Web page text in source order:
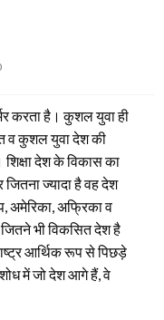
करता है। कुशल युवा ही
व कुशल युवा देश की
देश के विकास का
ज्यादा है वह देश
अमेरिका, अफ्रिका व
भी विकसित देश है
आर्थिक रूप से पिछड़े
शोध में जो देश आगे हैं, वे